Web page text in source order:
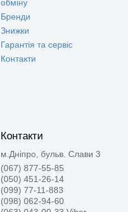
обміну
Бренди
Знижки
Гарантія та сервіс
Контакти
Контакти
м.Дніпро, бульв. Слави 3
(067) 877-55-85
(050) 451-26-14
(099) 77-11-883
(098) 062-94-60